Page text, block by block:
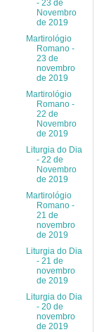
- 23 de
Novembro
de 2019
Martirológio
Romano -
23 de
novembro
de 2019
Martirológio
Romano -
22 de
Novembro
de 2019
Liturgia do Dia
- 22 de
Novembro
de 2019
Martirológio
Romano -
21 de
novembro
de 2019
Liturgia do Dia
- 21 de
novembro
de 2019
Liturgia do Dia
- 20 de
novembro
de 2019